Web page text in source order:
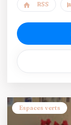
RSS
Espaces verts